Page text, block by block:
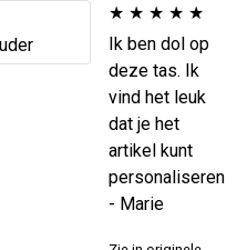
★ ★ ★ ★ ★
Ik ben dol op
deze tas. Ik
vind het leuk
dat je het
artikel kunt
personaliseren
- Marie